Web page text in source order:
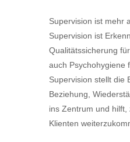
Supervision ist mehr
Supervision ist
Qualitätssicherung
auch Psychohygiene
Supervision stellt die
Beziehung,
ins Zentrum und hilft,
Klienten